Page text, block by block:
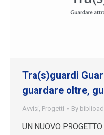
Tra(s)guardi
guardare oltre,
Avvisi, Progetti By
UN NUOVO